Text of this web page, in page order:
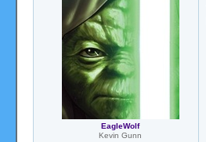
EagleWolf
Kevin Gunn